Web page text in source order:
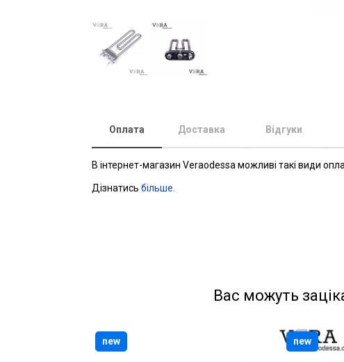
Оплата Доставка Відгуки
В інтернет-магазин Veraodessa можливі такі види
Дізнатись більше.
Вас можуть
new new